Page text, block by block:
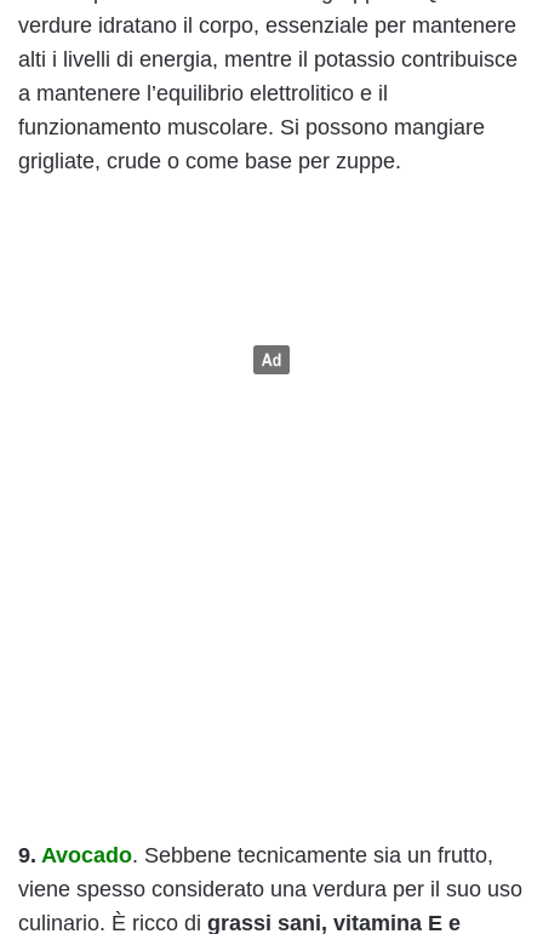
verdure idratano il corpo, essenziale per mantenere
alti i livelli di energia, mentre il potassio contribuisce
a mantenere l’equilibrio elettrolitico e il
funzionamento muscolare. Si possono mangiare
grigliate, crude o come base per zuppe.
9. Avocado. Sebbene tecnicamente sia un frutto,
viene spesso considerato una verdura per il suo uso
culinario. È ricco di grassi sani, vitamina E e